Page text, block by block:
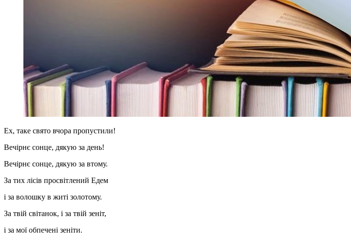
Ех, таке свято вчора пропустили!
Вечірнє сонце, дякую за день!
Вечірнє сонце, дякую за втому.
За тих лісів просвітлений Едем
і за волошку в житі золотому.
За твій світанок, і за твій зеніт,
і за мої обпечені зеніти.